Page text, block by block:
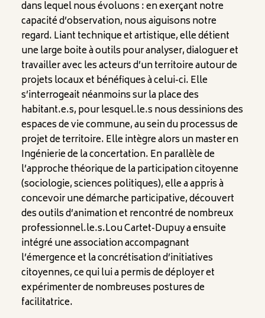
dans lequel nous évoluons : en exerçant notre
capacité d’observation, nous aiguisons notre
regard. Liant technique et artistique, elle détient
une large boite à outils pour analyser, dialoguer et
travailler avec les acteurs d’un territoire autour de
projets locaux et bénéfiques à celui-ci. Elle
s’interrogeait néanmoins sur la place des
habitant.e.s, pour lesquel.le.s nous dessinions des
espaces de vie commune, au sein du processus de
projet de territoire. Elle intègre alors un master en
Ingénierie de la concertation. En parallèle de
l’approche théorique de la participation citoyenne
(sociologie, sciences politiques), elle a appris à
concevoir une démarche participative, découvert
des outils d’animation et rencontré de nombreux
professionnel.le.s.Lou Cartet-Dupuy a ensuite
intégré une association accompagnant
l’émergence et la concrétisation d’initiatives
citoyennes, ce qui lui a permis de déployer et
expérimenter de nombreuses postures de
facilitatrice.